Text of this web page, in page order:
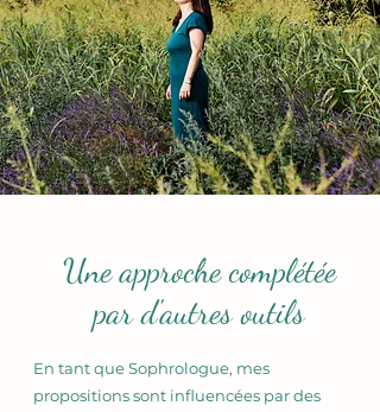
Une approche complétée
par d'autres outils
En tant que Sophrologue, mes
propositions sont influencées par des